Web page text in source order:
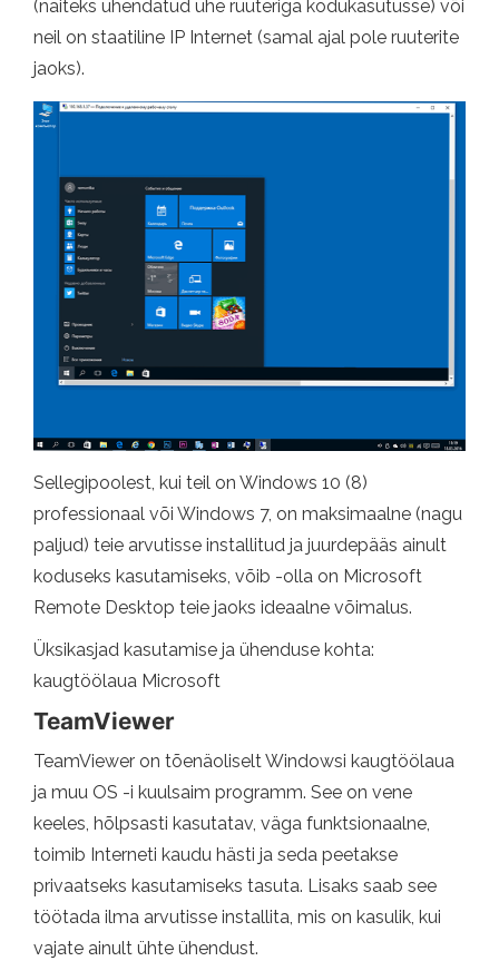
(näiteks ühendatud ühe ruuteriga kodukasutusse) või
neil on staatiline IP Internet (samal ajal pole ruuterite
jaoks).
Sellegipoolest, kui teil on Windows 10 (8)
professionaal või Windows 7, on maksimaalne (nagu
paljud) teie arvutisse installitud ja juurdepääs ainult
koduseks kasutamiseks, võib -olla on Microsoft
Remote Desktop teie jaoks ideaalne võimalus.
Üksikasjad kasutamise ja ühenduse kohta:
kaugtöölaua Microsoft
TeamViewer
TeamViewer on tõenäoliselt Windowsi kaugtöölaua
ja muu OS -i kuulsaim programm. See on vene
keeles, hõlpsasti kasutatav, väga funktsionaalne,
toimib Interneti kaudu hästi ja seda peetakse
privaatseks kasutamiseks tasuta. Lisaks saab see
töötada ilma arvutisse installita, mis on kasulik, kui
vajate ainult ühte ühendust.